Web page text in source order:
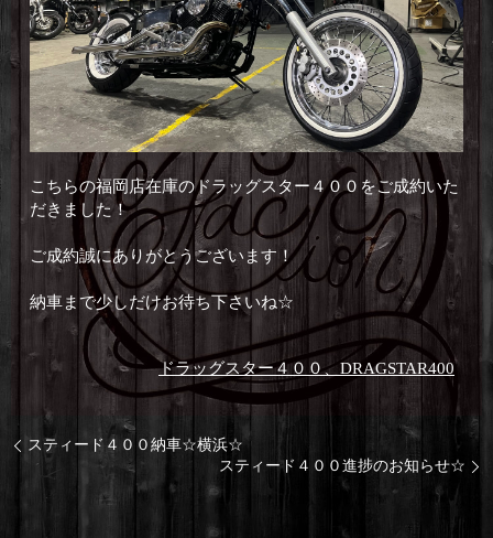
こちらの福岡店在庫のドラッグスター４００をご成約いた
だきました！
ご成約誠にありがとうございます！
納車まで少しだけお待ち下さいね☆
ドラッグスター４００、DRAGSTAR400
スティード４００納車☆横浜☆
スティード４００進捗のお知らせ☆